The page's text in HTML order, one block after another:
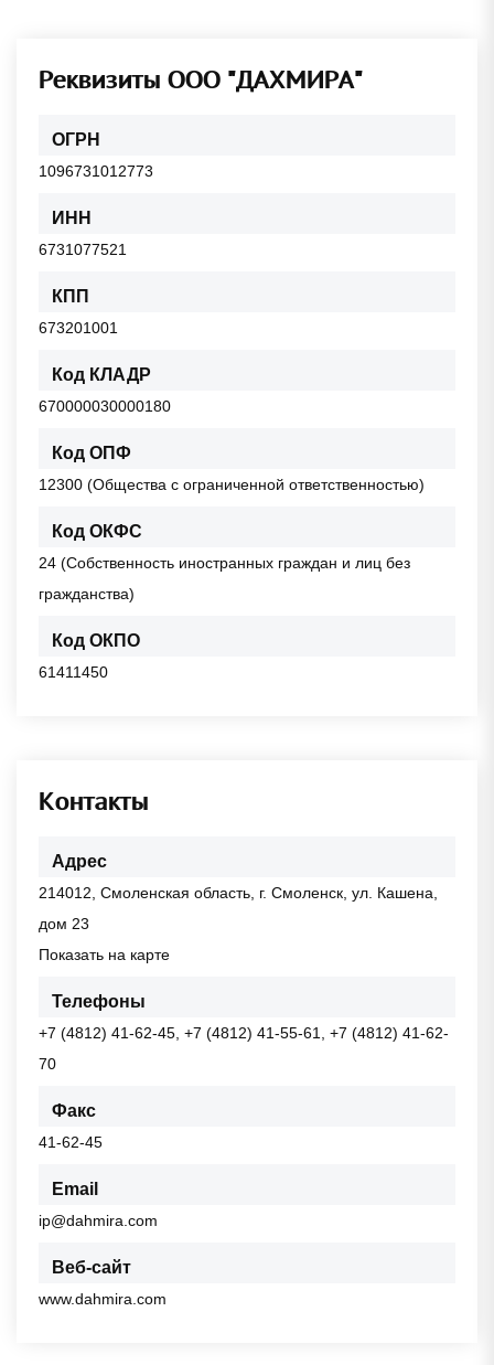
Реквизиты ООО "ДАХМИРА"
ОГРН
1096731012773
ИНН
6731077521
КПП
673201001
Код КЛАДР
670000030000180
Код ОПФ
12300 (Общества с ограниченной ответственностью)
Код ОКФС
24 (Собственность иностранных граждан и лиц без
гражданства)
Код ОКПО
61411450
Контакты
Адрес
214012, Смоленская область, г. Смоленск, ул. Кашена,
дом 23
Показать на карте
Телефоны
+7 (4812) 41-62-45, +7 (4812) 41-55-61, +7 (4812) 41-62-
70
Факс
41-62-45
Email
ip@dahmira.com
Веб-сайт
www.dahmira.com